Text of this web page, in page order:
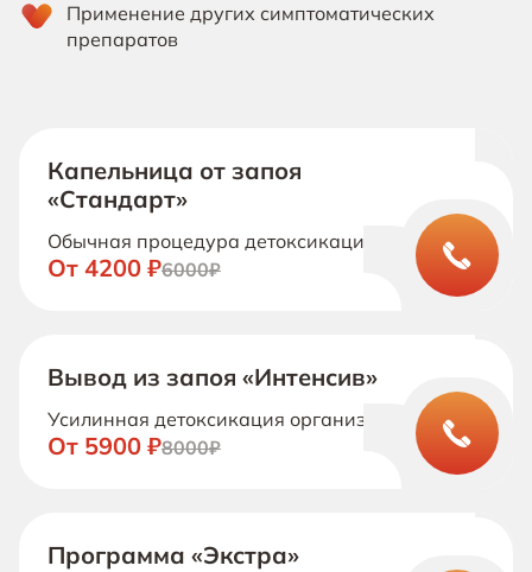
Применение других симптоматических
препаратов
Капельница от запоя
«Стандарт»
Обычная процедура детоксикации
От 4200 ₽6000₽
Вывод из запоя «Интенсив»
Усилинная детоксикация организма
От 5900 ₽8000₽
Программа «Экстра»